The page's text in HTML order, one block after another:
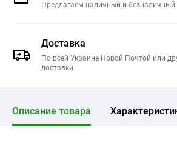
Предлагаем наличный и безналичный
Доставка
По всей Украине Новой Почтой или
доставки
Описание товара